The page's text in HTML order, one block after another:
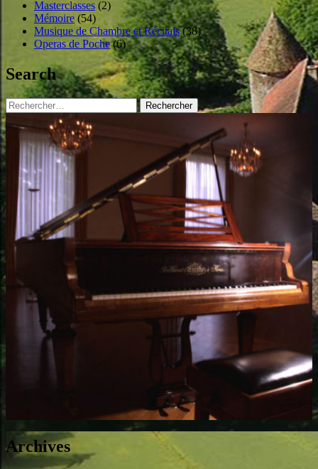
Masterclasses (2)
Mémoire (54)
Musique de Chambre et Récitals(38)
Operas de Poche(6)
Search
Rechercher :
Archives